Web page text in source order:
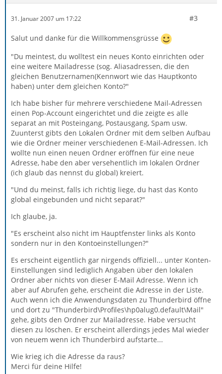
31. Januar 2007 um 17:22 #3
Salut und danke für die Willkommensgrüsse
"Du meintest, du wolltest ein neues Konto einrichten oder
eine weitere Mailadresse (sog. Aliasadressen, die den
gleichen Benutzernamen(Kennwort wie das Hauptkonto
haben) unter dem gleichen Konto?"
Ich habe bisher für mehrere verschiedene Mail-Adressen
einen Pop-Account eingerichtet und die zeigte es alle
separat an mit Posteingang, Postausgang, Spam usw.
Zuunterst gibts den Lokalen Ordner mit dem selben Aufbau
wie die Ordner meiner verschiedenen E-Mail-Adressen. Ich
wollte nun einen neuen Ordner eröffnen für eine neue
Adresse, habe den aber versehentlich im lokalen Ordner
(ich glaub das nennst du global) kreiert.
"Und du meinst, falls ich richtig liege, du hast das Konto
global eingebunden und nicht separat?"
Ich glaube, ja.
"Es erscheint also nicht im Hauptfenster links als Konto
sondern nur in den Kontoeinstellungen?"
Es erscheint eigentlich gar nirgends offiziell... unter Konten-
Einstellungen sind lediglich Angaben über den lokalen
Ordner aber nichts von dieser E-Mail Adresse. Wenn ich
aber auf Abrufen gehe, erscheint die Adresse in der Liste.
Auch wenn ich die Anwendungsdaten zu Thunderbird öffne
und dort zu "Thunderbird\Profiles\hp0alug0.default\Mail"
gehe, gibts den Ordner zur Mailadresse. Habe versucht
diesen zu löschen. Er erscheint allerdings jedes Mal wieder
von neuem wenn ich Thunderbird aufstarte...
Wie krieg ich die Adresse da raus?
Merci für deine Hilfe!